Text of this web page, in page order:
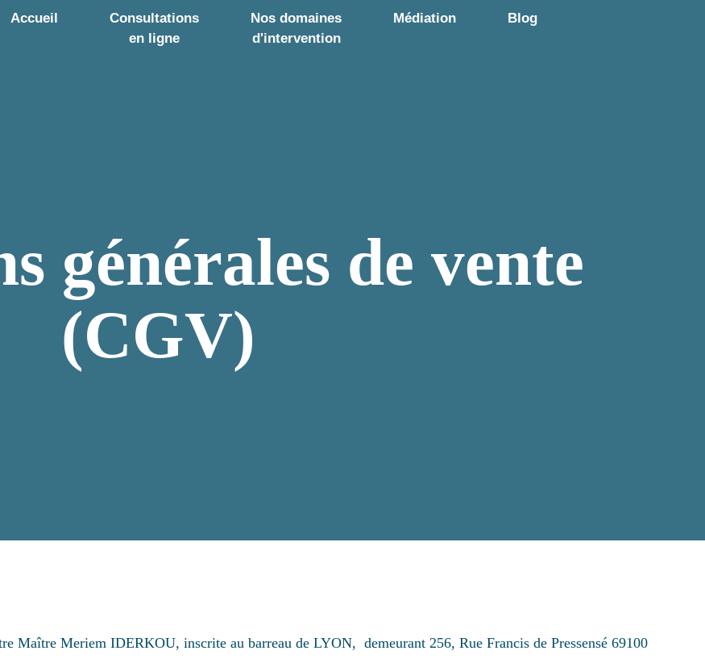
Accueil
Consultations
en ligne
Nos domaines
d'intervention
Médiation Blog
générales de vente
(CGV)
Maître Meriem IDERKOU, inscrite au barreau de LYON, demeurant 256, Rue Francis de Pressensé 69100